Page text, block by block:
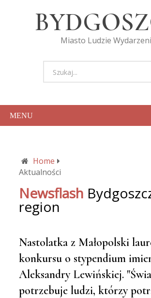
Miasto Ludzie
MENU
Home
Aktualności
Newsflash
region
Nastolatka z Małopolski
konkursu o stypendium
Aleksandry Lewińskiej.
potrzebuje ludzi, którzy